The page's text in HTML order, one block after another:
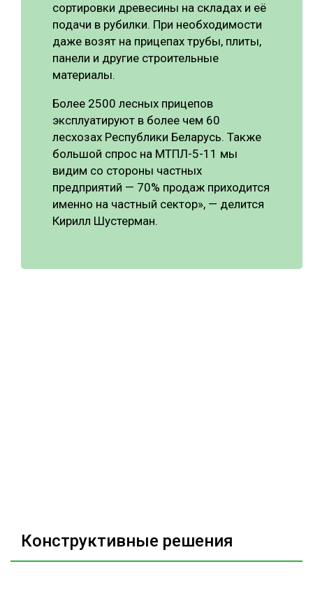
сортировки древесины на складах и её
подачи в рубилки. При необходимости
даже возят на прицепах трубы, плиты,
панели и другие строительные
материалы.
Более 2500 лесных прицепов
эксплуатируют в более чем 60
лесхозах Республики Беларусь. Также
большой спрос на МТПЛ-5-11 мы
видим со стороны частных
предприятий — 70% продаж приходится
именно на частный сектор», — делится
Кирилл Шустерман.
Конструктивные решения